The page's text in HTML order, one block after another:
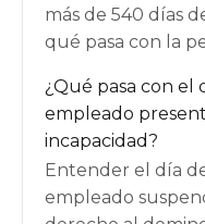
más de 540 días
qué pasa con la
¿Qué pasa con el
empleado
incapacidad?
Entender el día
empleado